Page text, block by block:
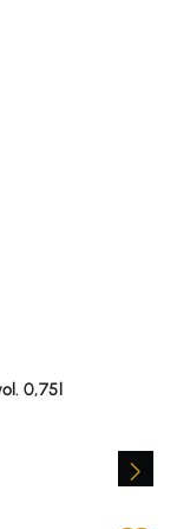
Sternen
0,75l